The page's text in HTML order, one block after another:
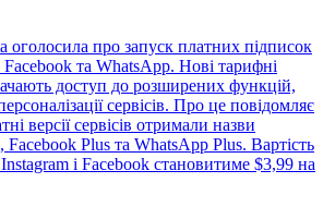
оголосила про запуск платних підписок
Facebook та WhatsApp. Нові тарифні
доступ до розширених функцій,
сервісів. Про це повідомляє
версії сервісів отримали назви
Facebook Plus та WhatsApp Plus. Вартість
і Facebook становитиме $3,99 на